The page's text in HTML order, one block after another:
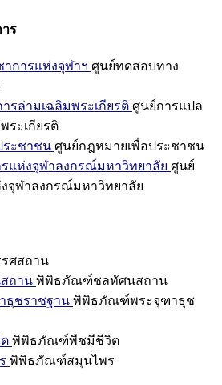
ร
การแห่งจุฬาฯ ศูนย์ทดสอบทาง
รล่ามเฉลิมพระเกียรติ ศูนย์การแปล
ระเกียรติ
ระชาชน ศูนย์กฎหมายเพื่อประชาชน
แห่งจุฬาลงกรณ์มหาวิทยาลัย ศูนย์
จุฬาลงกรณ์มหาวิทยาลัย
ศสถาน
ถาน พิพิธภัณฑ์ชลทัศนสถาน
ชราชฐาน พิพิธภัณฑ์พระจุฑาธุช
พิพิธภัณฑ์พืชมีชีวิต
พิพิธภัณฑ์สมุนไพร